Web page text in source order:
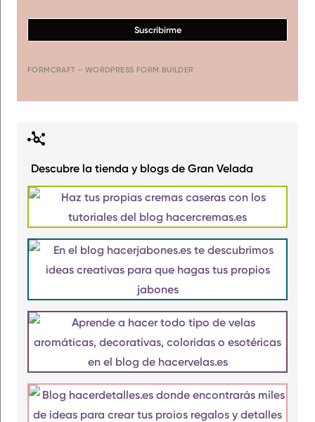
Suscribirme
FORMCRAFT - WORDPRESS FORM BUILDER
Descubre la tienda y blogs de Gran Velada